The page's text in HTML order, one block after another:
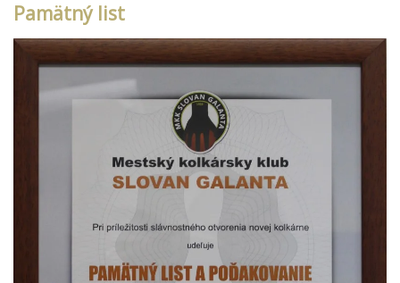
Pamätný list